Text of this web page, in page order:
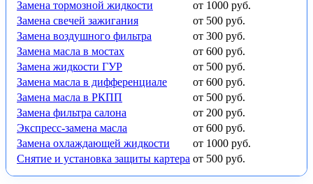
Замена тормозной жидкости
от 1000 руб.
Замена свечей зажигания
от 500 руб.
Замена воздушного фильтра
от 300 руб.
Замена масла в мостах
от 600 руб.
Замена жидкости ГУР
от 500 руб.
Замена масла в дифференциале
от 600 руб.
Замена масла в РКПП
от 500 руб.
Замена фильтра салона
от 200 руб.
Экспресс-замена масла
от 600 руб.
Замена охлаждающей жидкости
от 1000 руб.
Снятие и установка защиты картера от 500 руб.